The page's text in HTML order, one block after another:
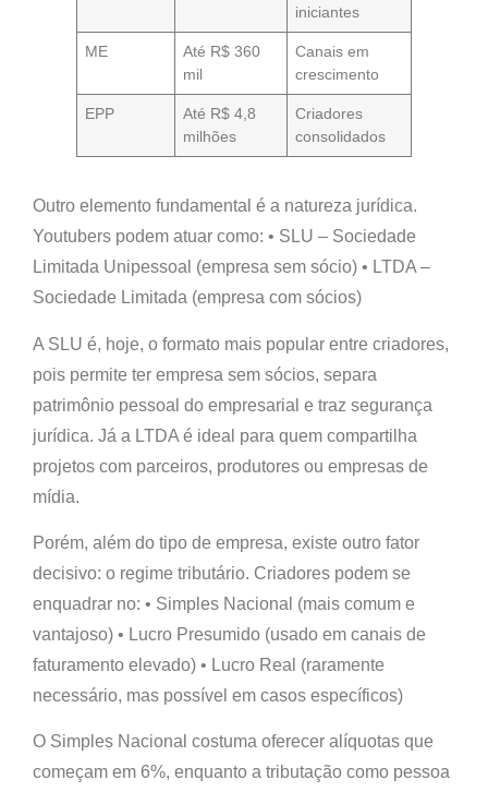
iniciantes
ME
Até R$ 360
mil
Canais em
crescimento
EPP
Até R$ 4,8
milhões
Criadores
consolidados
Outro elemento fundamental é a natureza jurídica.
Youtubers podem atuar como: • SLU – Sociedade
Limitada Unipessoal (empresa sem sócio) • LTDA –
Sociedade Limitada (empresa com sócios)
A SLU é, hoje, o formato mais popular entre criadores,
pois permite ter empresa sem sócios, separa
patrimônio pessoal do empresarial e traz segurança
jurídica. Já a LTDA é ideal para quem compartilha
projetos com parceiros, produtores ou empresas de
mídia.
Porém, além do tipo de empresa, existe outro fator
decisivo: o regime tributário. Criadores podem se
enquadrar no: • Simples Nacional (mais comum e
vantajoso) • Lucro Presumido (usado em canais de
faturamento elevado) • Lucro Real (raramente
necessário, mas possível em casos específicos)
O Simples Nacional costuma oferecer alíquotas que
começam em 6%, enquanto a tributação como pessoa